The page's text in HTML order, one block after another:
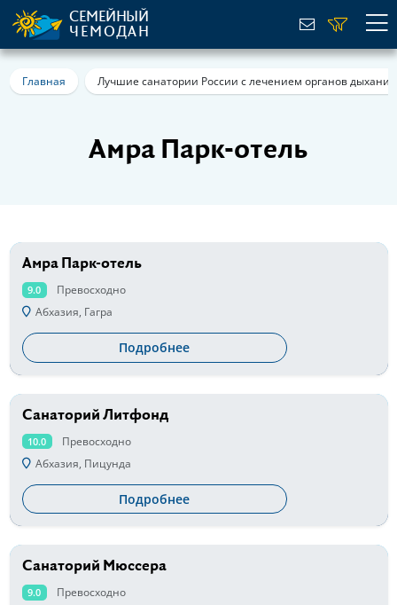
СЕМЕЙНЫЙ
ЧЕМОДАН
Главная Лучшие санатории России с лечением органов дыхания
Амра Парк-отель
от 4000 руб
Амра Парк-отель
9.0
Превосходно
Абхазия, Гагра
Подробнее
от 3200 руб
Санаторий Литфонд
10.0
Превосходно
Абхазия, Пицунда
Подробнее
от 2000 руб
Санаторий Мюссера
9.0
Превосходно